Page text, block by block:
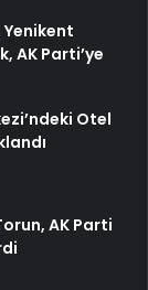
Yenikent
AK Parti’ye
Otel
AK Parti